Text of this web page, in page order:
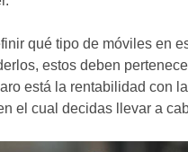
qué tipo de móviles en
estos deben
está la rentabilidad con
el cual decidas llevar a